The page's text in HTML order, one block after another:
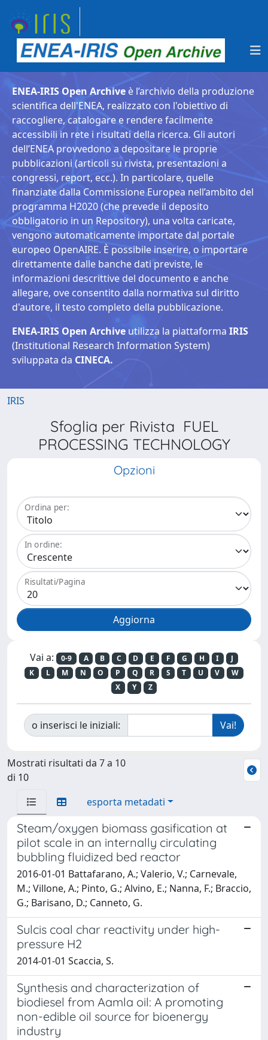
ENEA-IRIS Open Archive è l’archivio della produzione
scientifica dell'ENEA, realizzato con l'obiettivo di
raccogliere, catalogare e rendere facilmente
accessibili in rete i risultati della ricerca. Gli autori
dell’ENEA provvedono a depositare le proprie
pubblicazioni (articoli su rivista, presentazioni a
congressi, report, ecc.). In particolare, quelle
finanziate dalla Commissione Europea nell’ambito del
programma H2020 (che prevede il deposito
obbligatorio in un Repository), una volta caricate,
vengono automaticamente importate dal portale
europeo OpenAIRE. È possibile inserire, o importare
direttamente dalle banche dati previste, le
informazioni descrittive del documento e anche
allegare, ove consentito dalla normativa sul diritto
d'autore, il testo completo della pubblicazione.
ENEA-IRIS Open Archive utilizza la piattaforma IRIS
(Institutional Research Information System)
sviluppata da CINECA.
IRIS
Sfoglia per Rivista FUEL
PROCESSING TECHNOLOGY
Opzioni
Ordina per:
In ordine:
Risultati/Pagina
Vai a: 0-9 A B C D E F G H I
J
K
L M N O P Q R S T U V
W
X
Y Z
o inserisci le iniziali:
Mostrati risultati da 7 a 10
di 10
esporta metadati
Steam/oxygen biomass gasification at
pilot scale in an internally circulating
bubbling fluidized bed reactor
2016-01-01 Battafarano, A.; Valerio, V.; Carnevale,
M.; Villone, A.; Pinto, G.; Alvino, E.; Nanna, F.; Braccio,
G.; Barisano, D.; Canneto, G.
Sulcis coal char reactivity under high-
pressure H2
2014-01-01 Scaccia, S.
Synthesis and characterization of
biodiesel from Aamla oil: A promoting
non-edible oil source for bioenergy
industry